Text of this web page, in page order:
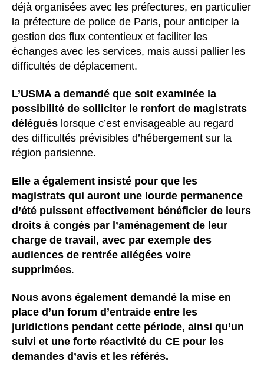
déjà organisées avec les préfectures, en particulier
la préfecture de police de Paris, pour anticiper la
gestion des flux contentieux et faciliter les
échanges avec les services, mais aussi pallier les
difficultés de déplacement.
L’USMA a demandé que soit examinée la
possibilité de solliciter le renfort de magistrats
délégués lorsque c’est envisageable au regard
des difficultés prévisibles d’hébergement sur la
région parisienne.
Elle a également insisté pour que les
magistrats qui auront une lourde permanence
d’été puissent effectivement bénéficier de leurs
droits à congés par l’aménagement de leur
charge de travail, avec par exemple des
audiences de rentrée allégées voire
supprimées.
Nous avons également demandé la mise en
place d’un forum d’entraide entre les
juridictions pendant cette période, ainsi qu’un
suivi et une forte réactivité du CE pour les
demandes d’avis et les référés.